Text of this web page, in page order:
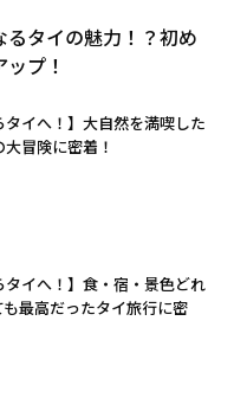
るタイの魅力！？初め
プ！
タイへ！】大自然を満喫した
冒険に密着！
タイへ！】食・宿・景色どれ
も最高だったタイ旅行に密